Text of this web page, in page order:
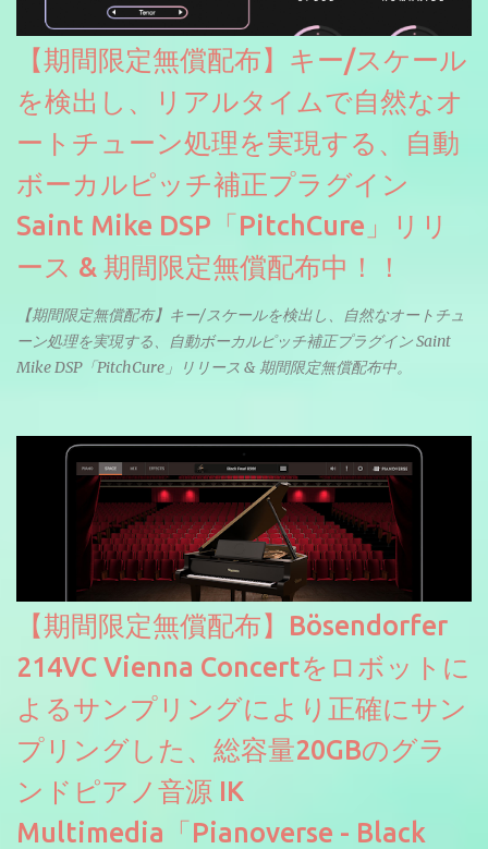
【期間限定無償配布】キー/スケール
を検出し、リアルタイムで自然なオ
ートチューン処理を実現する、自動
ボーカルピッチ補正プラグイン
Saint Mike DSP「PitchCure」リリ
ース & 期間限定無償配布中！！
【期間限定無償配布】キー/スケールを検出し、自然なオートチュ
ーン処理を実現する、自動ボーカルピッチ補正プラグイン Saint
Mike DSP「PitchCure」リリース & 期間限定無償配布中。
【期間限定無償配布】Bösendorfer
214VC Vienna Concertをロボットに
よるサンプリングにより正確にサン
プリングした、総容量20GBのグラ
ンドピアノ音源 IK
Multimedia「Pianoverse - Black